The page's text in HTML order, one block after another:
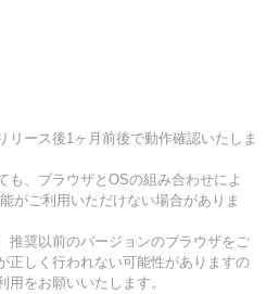
ース後1ヶ月前後で動作確認いたしま
、ブラウザとOSの組み合わせによ
がご利用いただけない場合がありま
推奨以前のバージョンのブラウザをご
正しく行われない可能性がありますの
用をお願いいたします。